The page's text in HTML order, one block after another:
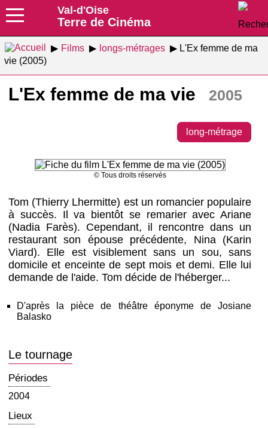
Val-d'Oise
Terre de Cinéma
Films longs-métrages
L'Ex femme de ma
vie (2005)
L'Ex femme de ma vie 2005
long-métrage
© Tous droits réservés
Tom (Thierry Lhermitte) est un romancier populaire
à succès. Il va bientôt se remarier avec Ariane
(Nadia Farès). Cependant, il rencontre dans un
restaurant son épouse précédente, Nina (Karin
Viard). Elle est visiblement sans un sou, sans
domicile et enceinte de sept mois et demi. Elle lui
demande de l'aide. Tom décide de l'héberger...
D'après la pièce de théâtre éponyme de Josiane
Balasko
Le tournage
Périodes
2004
Lieux